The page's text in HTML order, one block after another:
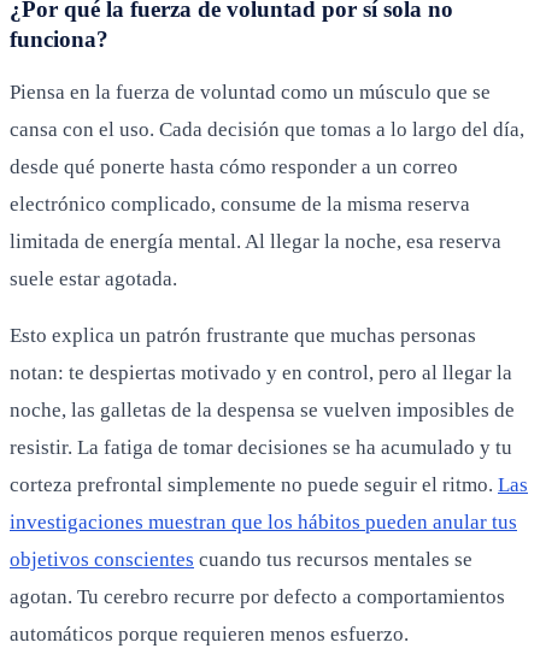
¿Por qué la fuerza de voluntad por sí sola no
funciona?
Piensa en la fuerza de voluntad como un músculo que se
cansa con el uso. Cada decisión que tomas a lo largo del día,
desde qué ponerte hasta cómo responder a un correo
electrónico complicado, consume de la misma reserva
limitada de energía mental. Al llegar la noche, esa reserva
suele estar agotada.
Esto explica un patrón frustrante que muchas personas
notan: te despiertas motivado y en control, pero al llegar la
noche, las galletas de la despensa se vuelven imposibles de
resistir. La fatiga de tomar decisiones se ha acumulado y tu
corteza prefrontal simplemente no puede seguir el ritmo. Las
investigaciones muestran que los hábitos pueden anular tus
objetivos conscientes cuando tus recursos mentales se
agotan. Tu cerebro recurre por defecto a comportamientos
automáticos porque requieren menos esfuerzo.